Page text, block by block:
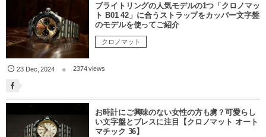
ブライトリングの人気モデルの1つ「クロノマッ
ト B01 42」に合うストラップをカッパー文字盤
のモデルを使ってご紹介
クロノマット
23 Dec ,2024 2374 views
お時計にご興味のない女性の方も虜？可愛らし
い文字盤とブレスに注目【クロノマット オート
マチック 36】